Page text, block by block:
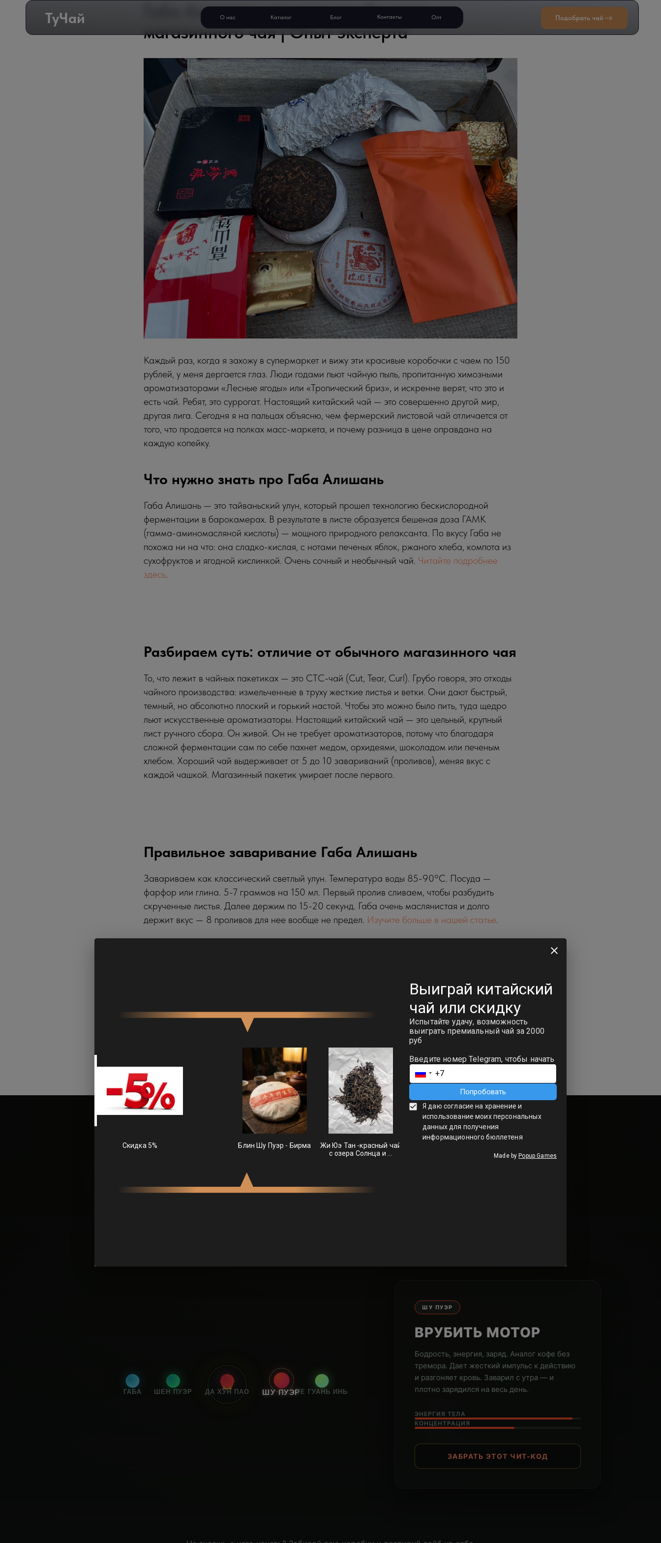
ТуЧай Подобрать чай
О нас Каталог Блог Контакты Опт
Габа Алишань: отличие от обычного
магазинного чая | Опыт эксперта
Каждый раз, когда я захожу в супермаркет и вижу эти красивые коробочки с чаем по 150
рублей, у меня дергается глаз. Люди годами пьют чайную пыль, пропитанную химозными
ароматизаторами «Лесные ягоды» или «Тропический бриз», и искренне верят, что это и
есть чай. Ребят, это суррогат. Настоящий китайский чай — это совершенно другой мир,
другая лига. Сегодня я на пальцах объясню, чем фермерский листовой чай отличается от
того, что продается на полках масс-маркета, и почему разница в цене оправдана на
каждую копейку.
Что нужно знать про Габа Алишань
Габа Алишань — это тайваньский улун, который прошел технологию бескислородной
ферментации в барокамерах. В результате в листе образуется бешеная доза ГАМК
(гамма-аминомасляной кислоты) — мощного природного релаксанта. По вкусу Габа не
похожа ни на что: она сладко-кислая, с нотами печеных яблок, ржаного хлеба, компота из
сухофруктов и ягодной кислинкой. Очень сочный и необычный чай. Читайте подробнее
здесь.
Разбираем суть: отличие от обычного магазинного чая
То, что лежит в чайных пакетиках — это CTC-чай (Cut, Tear, Curl). Грубо говоря, это отходы
чайного производства: измельченные в труху жесткие листья и ветки. Они дают быстрый,
темный, но абсолютно плоский и горький настой. Чтобы это можно было пить, туда щедро
льют искусственные ароматизаторы. Настоящий китайский чай — это цельный, крупный
лист ручного сбора. Он живой. Он не требует ароматизаторов, потому что благодаря
сложной ферментации сам по себе пахнет медом, орхидеями, шоколадом или печеным
хлебом. Хороший чай выдерживает от 5 до 10 завариваний (проливов), меняя вкус с
каждой чашкой. Магазинный пакетик умирает после первого.
Правильное заваривание Габа Алишань
Завариваем как классический светлый улун. Температура воды 85-90°C. Посуда —
фарфор или глина. 5-7 граммов на 150 мл. Первый пролив сливаем, чтобы разбудить
скрученные листья. Далее держим по 15-20 секунд. Габа очень маслянистая и долго
держит вкус — 8 проливов для нее вообще не предел. Изучите больше в нашей статье.
Попробуйте хотя бы раз заварить качественный листовой чай, и вы больше никогда не
сможете пить пакетированную пыль. Выбор очевиден.Кстати, если глаза разбегаются и не
знаешь с чего начать — залетай в наш квиз. Поможем подобрать китайский чай под вас:
2026-06-10 03:50 ЧАЙНЫЙ БЛОГ
ВЫБОР ЧАЯ – ЭТО ИСКУССТВО
Ты, наверняка, слышал трек «Чайный пьяница». Баста и Гуф в нем точно передали
ГАБА ШЕН ПУЭР ШУ ПУЭРТЕ ГУАНЬ ИНЬ
ДА ХУН ПАО
ШУ ПУЭР
ВРУБИТЬ МОТОР
Бодрость, энергия, заряд. Аналог кофе без
тремора. Дает жесткий импульс к действию
и разгоняет кровь. Заварил с утра — и
плотно зарядился на весь день.
ЭНЕРГИЯ ТЕЛА
КОНЦЕНТРАЦИЯ
ЗАБРАТЬ ЭТОТ ЧИТ-КОД